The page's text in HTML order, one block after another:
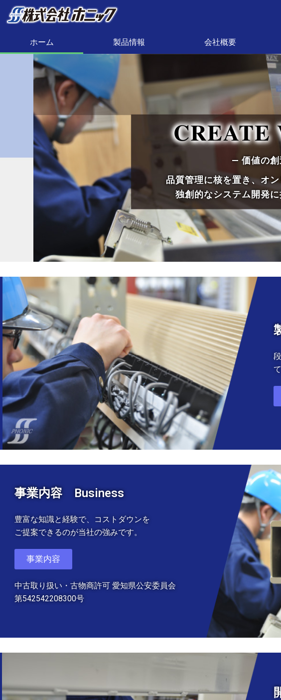
容
ホーム 製品情報 会社概要
CREATE
— 価値の
品質管理に核を置き、オ
独創的なシステム開発に
事業内容 Business
豊富な知識と経験で、コストダウンを
ご提案できるのが当社の強みです。
事業内容
中古取り扱い・古物商許可 愛知県公安委員会
第542542208300号